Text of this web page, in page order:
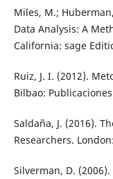
Miles, M.;
Data Analysis: A
California: sage
Ruiz, J. I. (2012).
Bilbao:
Saldaña, J. (2016).
Researchers.
Silverman, D.